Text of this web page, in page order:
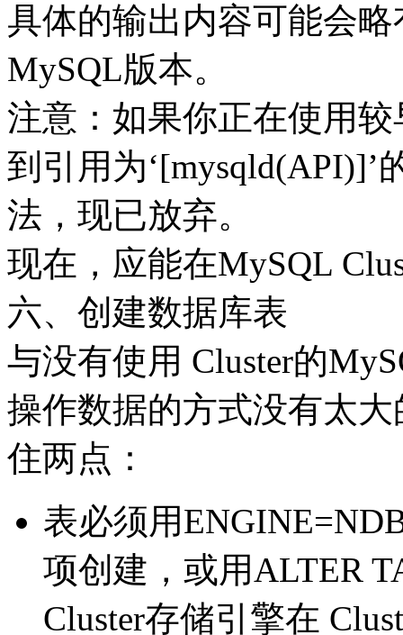
具体的输出内容可能会
MySQL版本。
注意：如果你正在使用
到引用为
法，现已放弃。
现在，应能在MySQL
六、创建数据库表
与没有使用 Cluster的
操作数据的方式没有太
住两点：
表必须用
项创建，或用ALTER
Cluster存储引擎在